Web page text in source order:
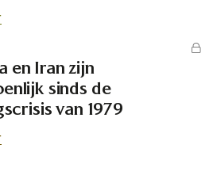
en Iran zijn
sinds de
van 1979